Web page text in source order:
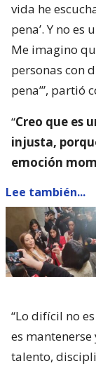
vida he
pena’. Y no
Me imagino
personas con
pena’”, partió
“Creo que es
injusta,
emoción
Lee también...
“Lo difícil no
es mantenerse
talento,